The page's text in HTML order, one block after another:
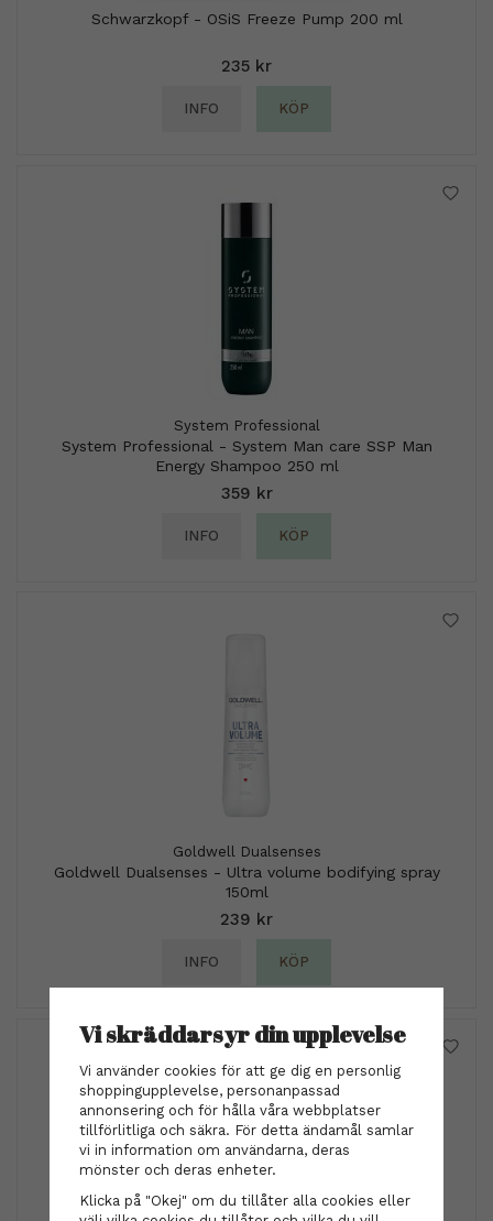
Schwarzkopf - OSiS Freeze Pump 200 ml
235 kr
INFO KÖP
System Professional
System Professional - System Man care SSP Man
Energy Shampoo 250 ml
359 kr
INFO KÖP
Goldwell Dualsenses
Goldwell Dualsenses - Ultra volume bodifying spray
150ml
239 kr
INFO KÖP
Vi skräddarsyr din upplevelse
Vi använder cookies för att ge dig en personlig
shoppingupplevelse, personanpassad
annonsering och för hålla våra webbplatser
tillförlitliga och säkra. För detta ändamål samlar
vi in information om användarna, deras
mönster och deras enheter.
Klicka på "Okej" om du tillåter alla cookies eller